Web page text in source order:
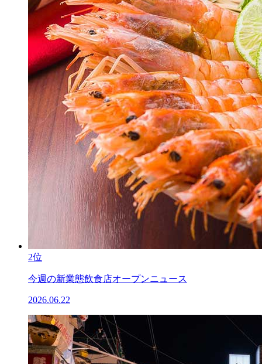
2位
今週の新業態飲食店オープンニュース
2026.06.22